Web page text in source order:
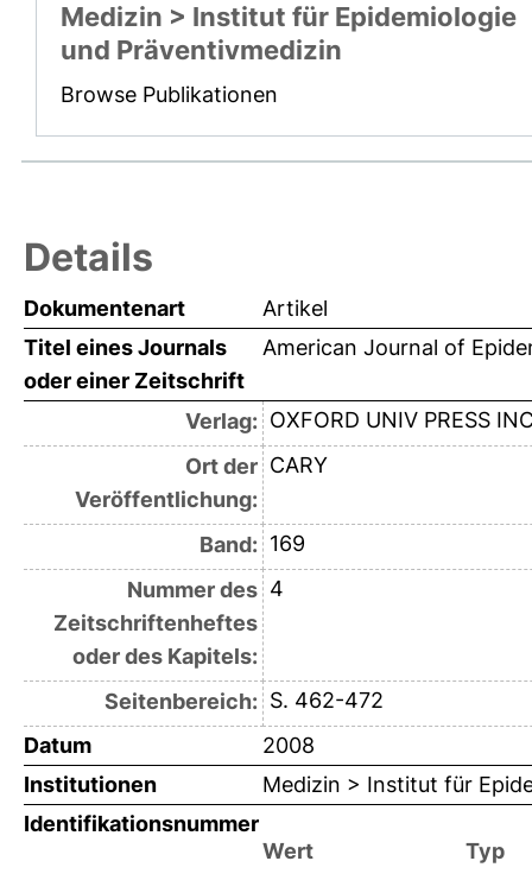
Medizin > Institut für Epidemiologie
und Präventivmedizin
Browse Publikationen
Details
Dokumentenart
Artikel
Titel eines Journals
oder einer Zeitschrift
American Journal of
Verlag: OXFORD UNIV PRESS
Ort der
Veröffentlichung:
CARY
Band: 169
Nummer des
Zeitschriftenheftes
oder des Kapitels:
4
Seitenbereich: S. 462-472
Datum
2008
Institutionen
Medizin > Institut für
Identifikationsnummer
Wert
Typ